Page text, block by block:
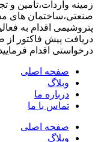
زمینه واردات،تامین و
صنعتی،ساختمان های
پتروشیمی اقدام به
دریافت پیش فاکتور
درخواستی اقدام
صفحه اصلی
وبلاگ
درباره ما
تماس با ما
صفحه اصلی
وبلاگ